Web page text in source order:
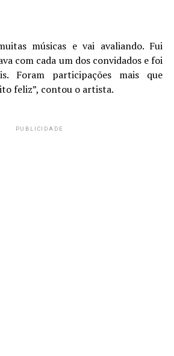
músicas e vai avaliando. Fui
com cada um dos convidados e foi
Foram participações mais que
feliz”, contou o artista.
PUBLICIDADE